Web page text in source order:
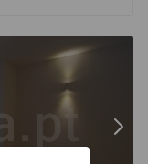
1575472 - 5